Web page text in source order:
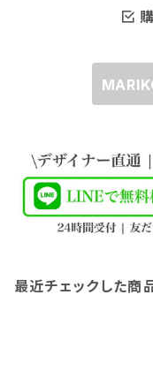
最近チェックした商